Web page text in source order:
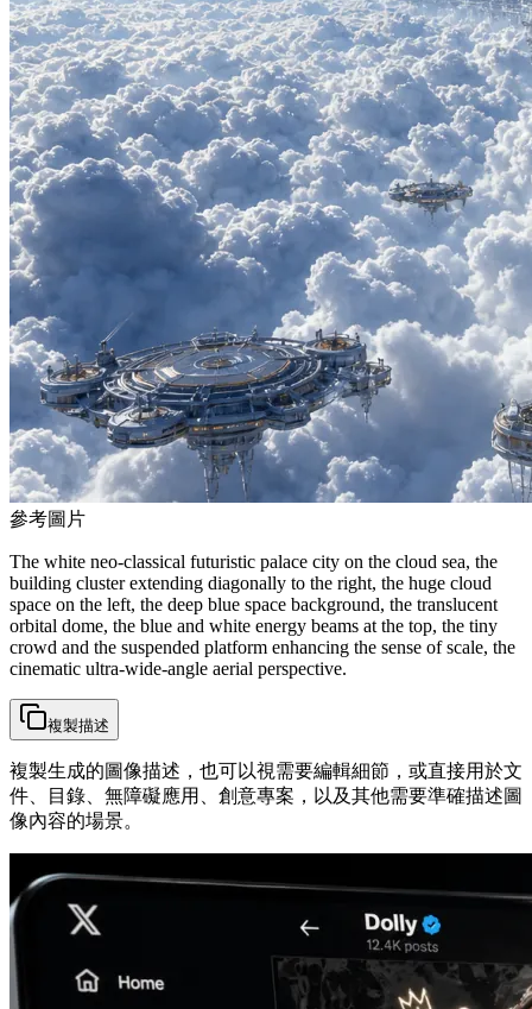
參考圖片
The white neo-classical futuristic palace city on the cloud sea, the
building cluster extending diagonally to the right, the huge cloud
space on the left, the deep blue space background, the translucent
orbital dome, the blue and white energy beams at the top, the tiny
crowd and the suspended platform enhancing the sense of scale, the
cinematic ultra-wide-angle aerial perspective.
複製描述
複製生成的圖像描述，也可以視需要編輯細節，或直接用於文
件、目錄、無障礙應用、創意專案，以及其他需要準確描述圖
像內容的場景。